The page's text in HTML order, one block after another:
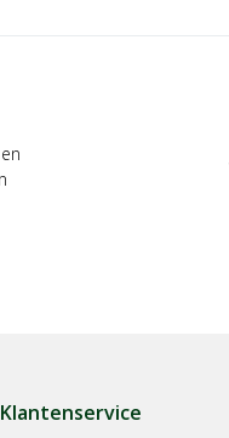
Klantenservice